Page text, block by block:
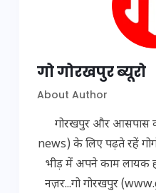
गो गोरखपुर ब्यूरो
About Author
गोरखपुर और आसपास
news) के लिए पढ़ते रहें
भीड़ में अपने काम लायक
नज़र...गो गोरखपुर